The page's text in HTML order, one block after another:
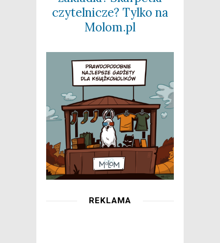
czy­tel­ni­cze? Tyl­ko na
Molom.pl
REKLAMA